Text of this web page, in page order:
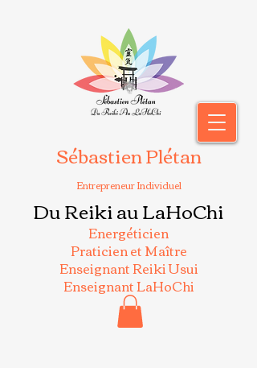
Sébastien Plétan
Entrepreneur Individuel
Du Reiki au LaHoChi
Energéticien
Praticien et Maître
Enseignant Reiki Usui
Enseignant LaHoChi